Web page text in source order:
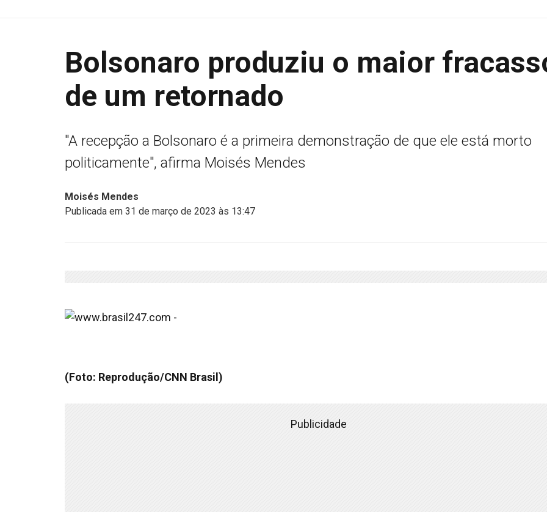
Bolsonaro produziu o maior
de um retornado
"A recepção a Bolsonaro é a primeira demonstração de que ele está morto
politicamente", afirma Moisés Mendes
Moisés Mendes
Publicada em 31 de março de 2023 às 13:47
(Foto: Reprodução/CNN Brasil)
Publicidade